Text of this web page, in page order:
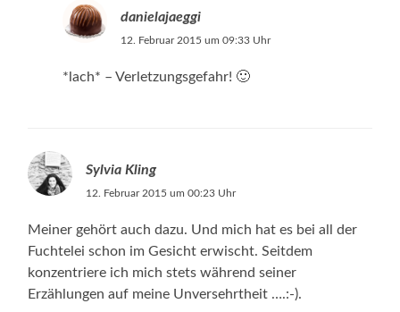
danielajaeggi
12. Februar 2015 um 09:33 Uhr
*lach* – Verletzungsgefahr! 🙂
Sylvia Kling
12. Februar 2015 um 00:23 Uhr
Meiner gehört auch dazu. Und mich hat es bei all der
Fuchtelei schon im Gesicht erwischt. Seitdem
konzentriere ich mich stets während seiner
Erzählungen auf meine Unversehrtheit ….:-).